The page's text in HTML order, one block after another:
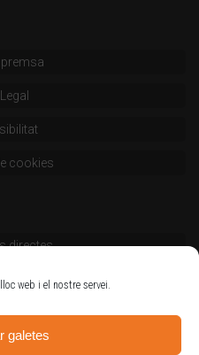
web i el nostre servei.
galetes
cookies
directes
oficials